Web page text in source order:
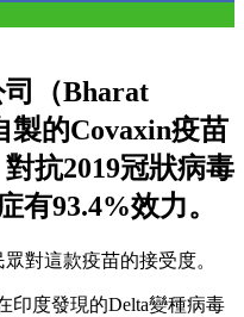
（Bharat
製的Covaxin疫苗
抗2019冠狀病毒
有93.4%效力。
對這款疫苗的接受度。
印度發現的Delta變種病毒